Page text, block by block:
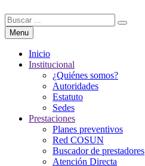
Menu
Inicio
Institucional
¿Quiénes somos?
Autoridades
Estatuto
Sedes
Prestaciones
Planes preventivos
Red COSUN
Buscador de prestadores
Atención Directa